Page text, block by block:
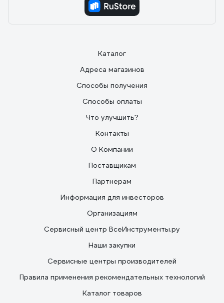
Каталог
Адреса магазинов
Способы получения
Способы оплаты
Что улучшить?
Контакты
О Компании
Поставщикам
Партнерам
Информация для инвесторов
Организациям
Сервисный центр ВсеИнструменты.ру
Наши закупки
Сервисные центры производителей
Правила применения рекомендательных технологий
Каталог товаров